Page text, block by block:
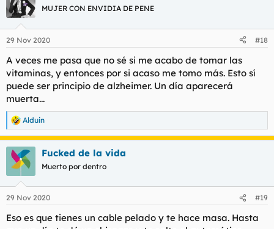
MUJER CON ENVIDIA DE PENE
29 Nov 2020 #18
A veces me pasa que no sé si me acabo de tomar las
vitaminas, y entonces por si acaso me tomo más. Esto sí
puede ser principio de alzheimer. Un día aparecerá
muerta...
R
e
a
c
c
e
:
Alduin
Fucked de la vida
Muerto por dentro
29 Nov 2020 #19
Eso es que tienes un cable pelado y te hace masa. Hasta